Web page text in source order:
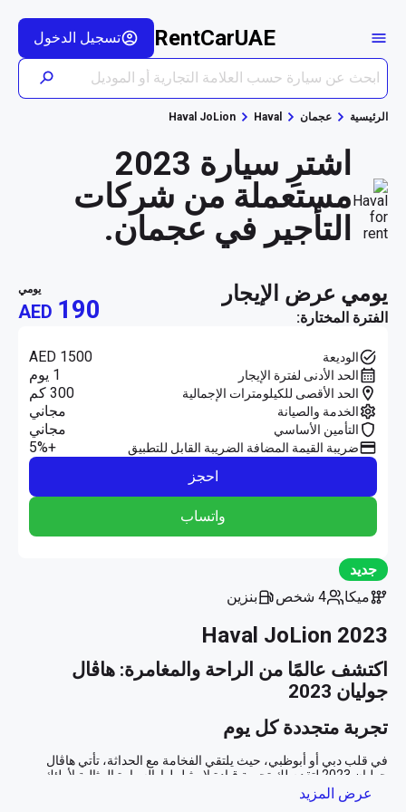
RentCarUAE تسجيل الدخول
الرئيسية عجمان Haval
Haval JoLion
اشترِ سيارة 2023
مستعملة من شركات
التأجير في عجمان.
يومي عرض الإيجار
الفترة المختارة:
يومي
AED 190
الوديعة AED 1500
الحد الأدنى لفترة الإيجار 1 يوم
الحد الأقصى للكيلومترات الإجمالية 300 كم
الخدمة والصيانة مجاني
التأمين الأساسي مجاني
ضريبة القيمة المضافة الضريبة القابل للتطبيق
+5%
احجز
واتساب
جديد
ميكا
4 شخص بنزين
Haval JoLion 2023
جوليان 2023
تجربة متجددة كل يوم
عرض المزيد